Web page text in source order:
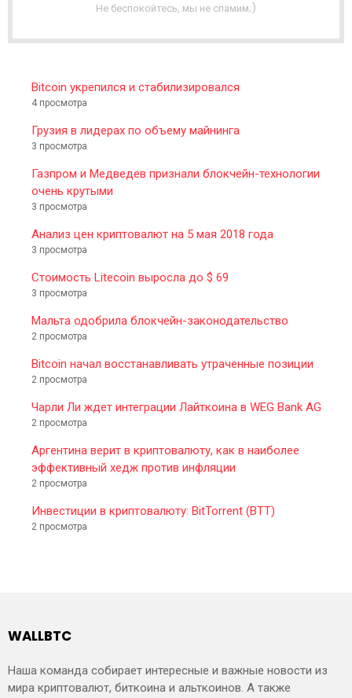
R
Не беспокойтесь, мы не спамим;)
Bitcoin укрепился и стабилизировался
4 просмотра
Грузия в лидерах по объему майнинга
3 просмотра
Газпром и Медведев признали блокчейн-технологии
очень крутыми
3 просмотра
Анализ цен криптовалют на 5 мая 2018 года
3 просмотра
Стоимость Litecoin выросла до $ 69
3 просмотра
Мальта одобрила блокчейн-законодательство
2 просмотра
Bitcoin начал восстанавливать утраченные позиции
2 просмотра
Чарли Ли ждет интеграции Лайткоина в WEG Bank AG
2 просмотра
Аргентина верит в криптовалюту, как в наиболее
эффективный хедж против инфляции
2 просмотра
Инвестиции в криптовалюту: BitTorrent (BTT)
2 просмотра
WALLBTC
Наша команда собирает интересные и важные новости из
мира криптовалют, биткоина и альткоинов. А также